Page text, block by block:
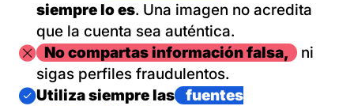
siempre lo es. Una imagen no acredita
que la cuenta sea auténtica.
ImagenNo compartas información falsa,
ni
sigas perfiles fraudulentos.
Imagen
Utiliza siempre las
fuentes